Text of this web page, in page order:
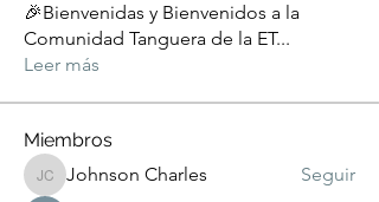
🎉Bienvenidas y Bienvenidos a la
Comunidad Tanguera de la ET...
Leer más
Miembros
Johnson Charles
Johnson Charles
Seguir